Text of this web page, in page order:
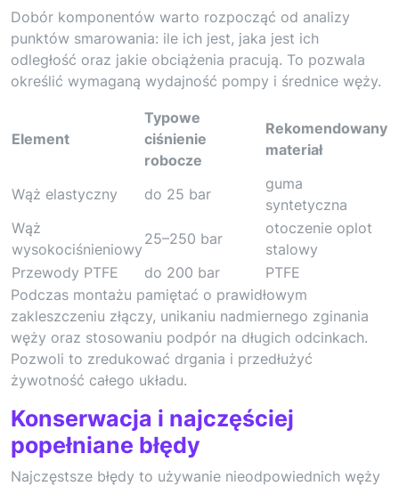
Dobór komponentów warto rozpocząć od analizy
punktów smarowania: ile ich jest, jaka jest ich
odległość oraz jakie obciążenia pracują. To pozwala
określić wymaganą wydajność pompy i średnice węży.
Element
Typowe
ciśnienie
robocze
Rekomendowany
materiał
Wąż elastyczny do 25 bar
guma
syntetyczna
Wąż
wysokociśnieniowy
25–250 bar
otoczenie oplot
stalowy
Przewody PTFE
do 200 bar
PTFE
Podczas montażu pamiętać o prawidłowym
zakleszczeniu złączy, unikaniu nadmiernego zginania
węży oraz stosowaniu podpór na długich odcinkach.
Pozwoli to zredukować drgania i przedłużyć
żywotność całego układu.
Konserwacja i najczęściej
popełniane błędy
Najczęstsze błędy to używanie nieodpowiednich węży